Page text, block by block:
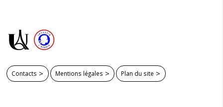
Contacts Mentions légales Plan du site